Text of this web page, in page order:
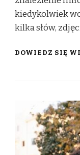
kiedykolwiek
kilka słów,
DOWIEDZ SIĘ